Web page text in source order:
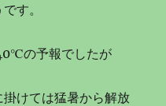
す。
の予報でしたが
けては猛暑から解放